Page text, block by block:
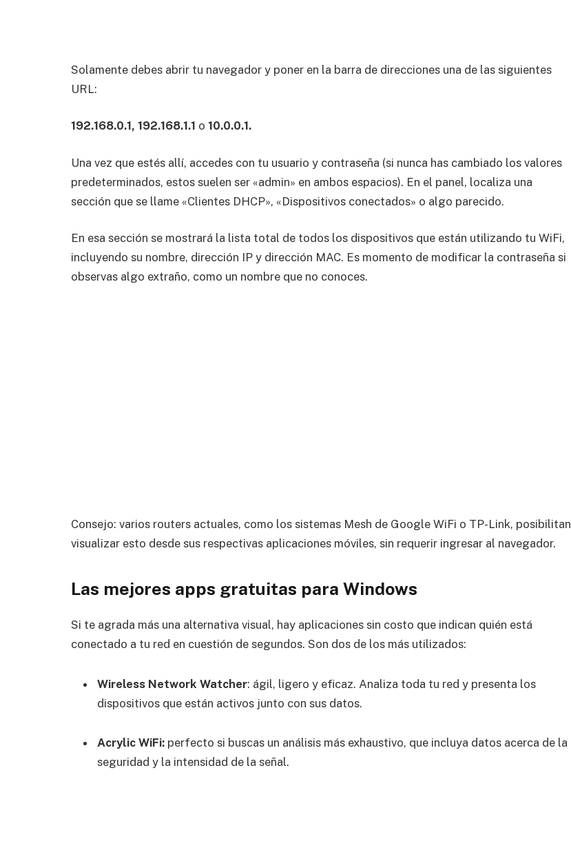
Solamente debes abrir tu navegador y poner en la barra de direcciones una de las siguientes
URL:
192.168.0.1, 192.168.1.1 o 10.0.0.1.
Una vez que estés allí, accedes con tu usuario y contraseña (si nunca has cambiado los valores
predeterminados, estos suelen ser «admin» en ambos espacios). En el panel, localiza una
sección que se llame «Clientes DHCP», «Dispositivos conectados» o algo parecido.
En esa sección se mostrará la lista total de todos los dispositivos que están utilizando tu WiFi,
incluyendo su nombre, dirección IP y dirección MAC. Es momento de modificar la contraseña si
observas algo extraño, como un nombre que no conoces.
Consejo: varios routers actuales, como los sistemas Mesh de Google WiFi o TP-Link, posibilitan
visualizar esto desde sus respectivas aplicaciones móviles, sin requerir ingresar al navegador.
Las mejores apps gratuitas para Windows
Si te agrada más una alternativa visual, hay aplicaciones sin costo que indican quién está
conectado a tu red en cuestión de segundos. Son dos de los más utilizados:
Wireless Network Watcher: ágil, ligero y eficaz. Analiza toda tu red y presenta los
dispositivos que están activos junto con sus datos.
Acrylic WiFi: perfecto si buscas un análisis más exhaustivo, que incluya datos acerca de la
seguridad y la intensidad de la señal.